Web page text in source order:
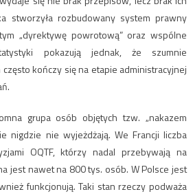
stworzyła rozbudowany system prawny
„dyrektywę powrotową” oraz wspólne
pokazują jednak, że szumnie
kończy się na etapie administracyjnej
grupa osób objętych tzw. „nakazem
nigdzie nie wyjeżdżają. We Francji liczba
OQTF, którzy nadal przebywają na
jest nawet na 800 tys. osób. W Polsce jest
funkcjonują. Taki stan rzeczy podważa